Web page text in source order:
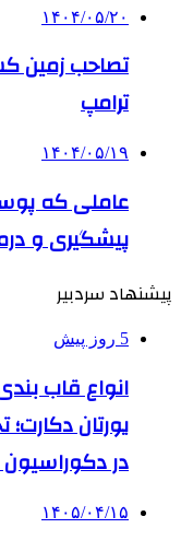
۱۴۰۴/۰۵/۲۰
تصاحب زمین
ترامپ
۱۴۰۴/۰۵/۱۹
عاملی که
پیشگیری و
پیشنهاد سردبیر
5 روز پیش
انواع قاب
یورتان
در
۱۴۰۵/۰۴/۱۵